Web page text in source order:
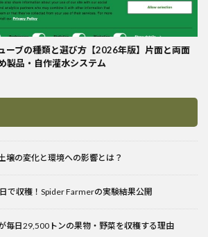
ーブの種類と選び方【2026年版】片面と両面
製品・自作灌水システム
壌の変化と環境への影響とは？
で収穫！Spider Farmerの実験結果公開
毎日29,500トンの果物・野菜を収穫する理由